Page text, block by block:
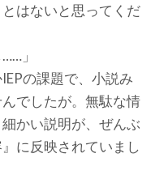
はないと思ってくだ
」
の課題で、小説み
でしたが。無駄な情
かい説明が、ぜんぶ
に反映されていまし